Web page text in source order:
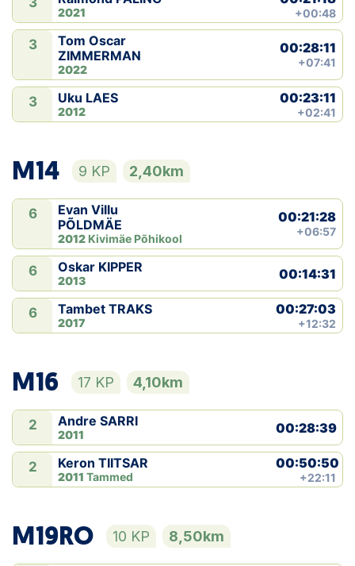
2021 +00:48
3
Tom Oscar
ZIMMERMAN
2022
00:28:11
+07:41
3 Uku LAES
2012
00:23:11
+02:41
M14 9 KP 2,40km
6
Evan Villu
PÕLDMÄE
2012 Kivimäe Põhikool
00:21:28
+06:57
6 Oskar KIPPER
2013 00:14:31
6 Tambet TRAKS
2017
00:27:03
+12:32
M16 17 KP 4,10km
2 Andre SARRI
2011 00:28:39
2 Keron TIITSAR
2011 Tammed
00:50:50
+22:11
M19RO 10 KP 8,50km